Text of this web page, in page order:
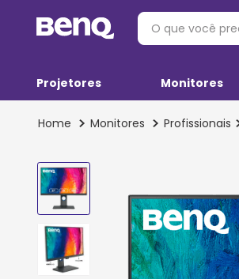
O que você
Projetores Monitores
Monitores Profissionais